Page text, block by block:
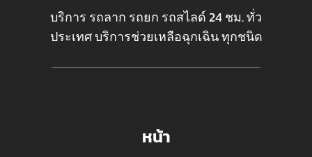
บริการ รถลาก รถยก รถสไลด์ 24 ชม. ทั่ว
ประเทศ บริการช่วยเหลือฉุกเฉิน ทุกชนิด
หน้า